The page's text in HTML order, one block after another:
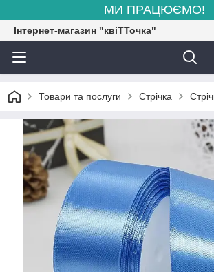
МИ ПРАЦЮЄМО!
Інтернет-магазин "квіТТочка"
Товари та послуги Стрічка